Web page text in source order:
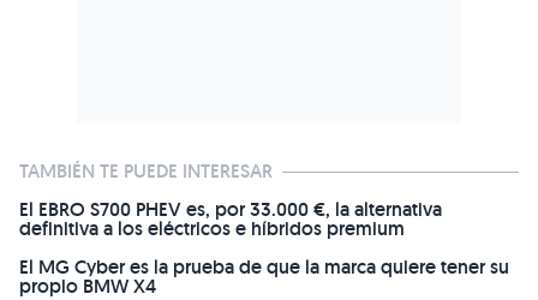
TAMBIÉN TE PUEDE INTERESAR
El EBRO S700 PHEV es, por 33.000 €, la alternativa
definitiva a los eléctricos e híbridos premium
El MG Cyber es la prueba de que la marca quiere tener su
propio BMW X4